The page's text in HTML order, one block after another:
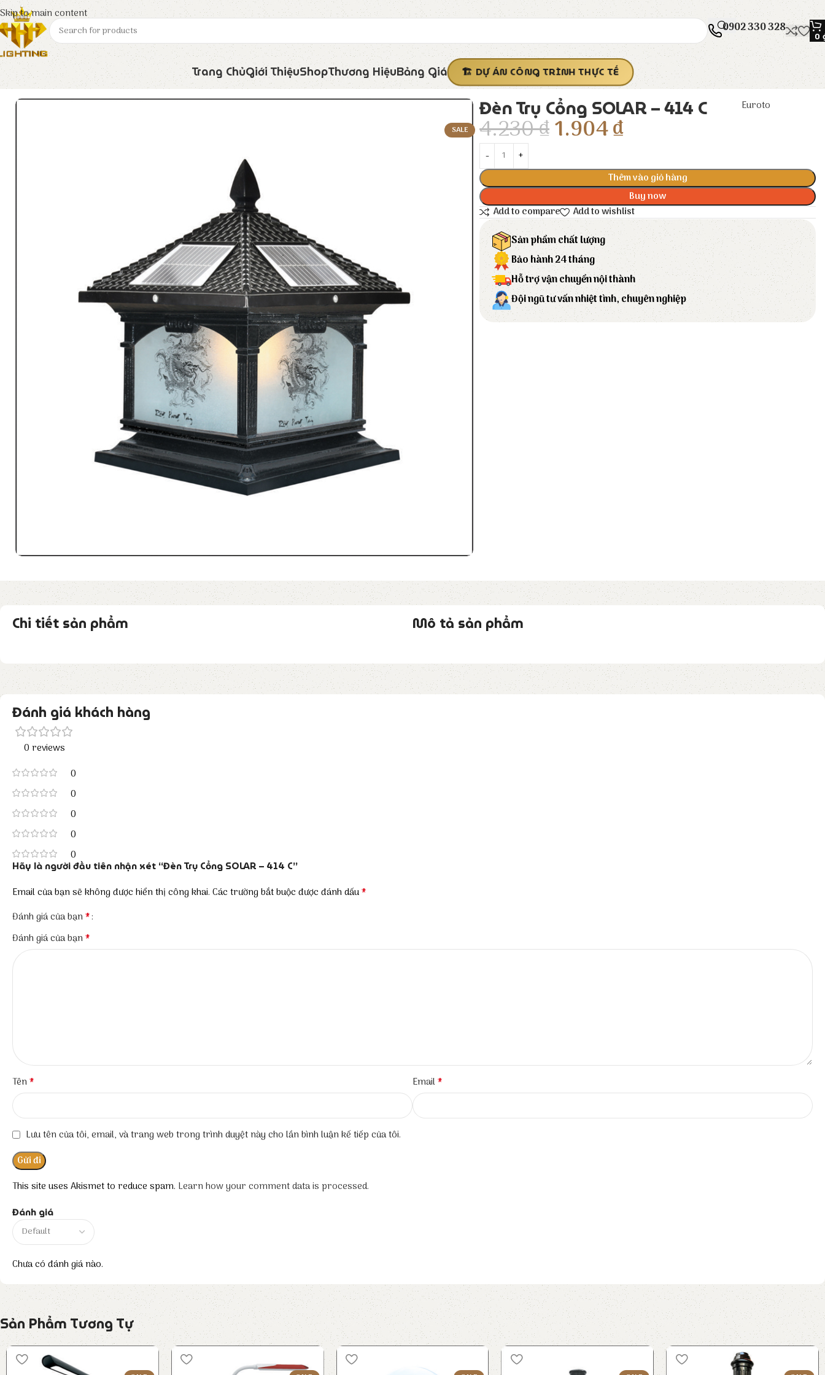
Skip to main content
0902 330 328
0
Trang ChủGiới ThiệuShopThương HiệuBảng Giá DỰ ÁN CÔNG TRÌNH THỰC TẾ
Trang chủ Euroto Đèn Solar Đèn Trụ Cổng SOLAR – 414 C
SALE
Đèn Trụ Cổng SOLAR – 414 C Euroto
4.230₫1.904₫
Thêm vào giỏ hàng
Buy now
Add to compare
Add to wishlist
Sản phẩm chất lượng
Bảo hành 24 tháng
Hỗ trợ vận chuyển nội thành
Đội ngũ tư vấn nhiệt tình, chuyên nghiệp
Chi tiết sản phẩm Mô tả sản phẩm
Đánh giá khách hàng
0 reviews
0
0
0
0
0
Đánh giá
Chưa có đánh giá nào.
Hãy là người đầu tiên nhận xét “Đèn Trụ Cổng SOLAR – 414 C”
Email của bạn sẽ không được hiển thị công khai. Các trường bắt buộc được đánh dấu*
Đánh giá của bạn*
Đánh giá của bạn*
Tên* Email*
Lưu tên của tôi, email, và trang web trong trình duyệt này cho lần bình luận kế tiếp của tôi.
This site uses Akismet to reduce spam. Learn how your comment data is processed.
Sản Phẩm Tương Tự